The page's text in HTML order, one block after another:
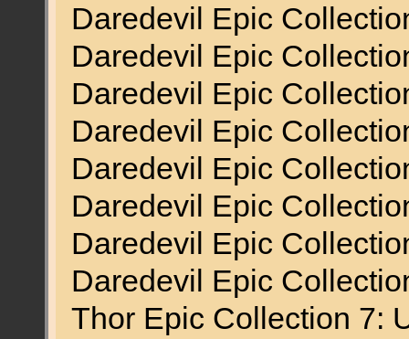
Daredevil Epic
Daredevil Epic
Daredevil Epic
Daredevil Epic
Daredevil Epic
Daredevil Epic
Daredevil Epic
Daredevil Epic
Thor Epic Collection 7: